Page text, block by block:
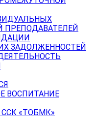
ПРЕПОДАВАТЕЛЕЙ
ЗАДОЛЖЕННОСТЕЙ
ВОСПИТАНИЕ
«ТОБМК»